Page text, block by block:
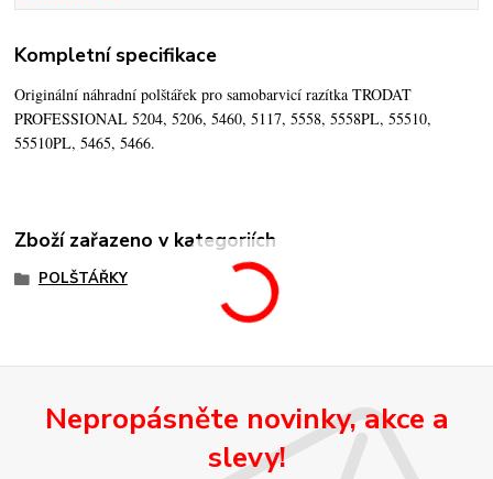
Kompletní specifikace
Originální náhradní polštářek pro samobarvicí razítka TRODAT
PROFESSIONAL 5204, 5206, 5460, 5117, 5558, 5558PL, 55510,
55510PL, 5465, 5466.
Zboží zařazeno v kategoriích
POLŠTÁŘKY
Nepropásněte novinky, akce a
slevy!